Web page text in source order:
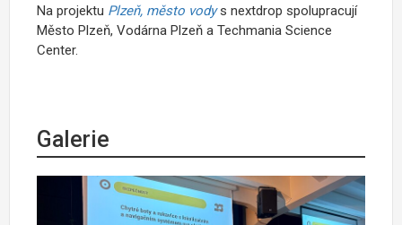
Na projektu Plzeň, město vody s nextdrop spolupracují
Město Plzeň, Vodárna Plzeň a Techmania Science
Center.
Galerie